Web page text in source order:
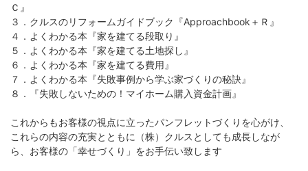
Ｃ』
３．クルスのリフォームガイドブック『Approachbook＋Ｒ』
４．よくわかる本『家を建てる段取り』
５．よくわかる本『家を建てる土地探し』
６．よくわかる本『家を建てる費用』
７．よくわかる本『失敗事例から学ぶ家づくりの秘訣』
８．『失敗しないための！マイホーム購入資金計画』
これからもお客様の視点に立ったパンフレットづくりを心がけ、
これらの内容の充実とともに（株）クルスとしても成長しなが
ら、お客様の「幸せづくり」をお手伝い致します